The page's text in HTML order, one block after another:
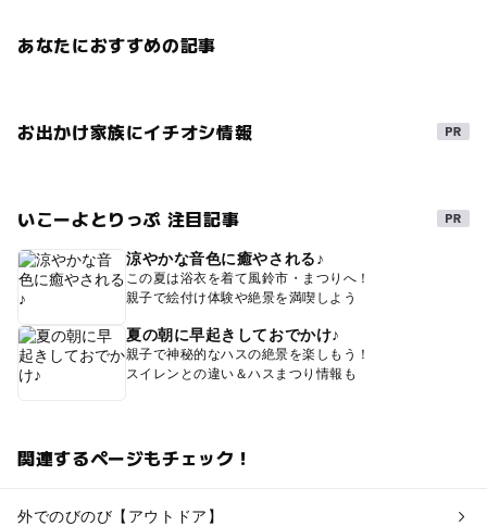
あなたにおすすめの記事
お出かけ家族にイチオシ情報
いこーよとりっぷ 注目記事
涼やかな音色に癒やされる♪
この夏は浴衣を着て風鈴市・まつりへ！
親子で絵付け体験や絶景を満喫しよう
夏の朝に早起きしておでかけ♪
親子で神秘的なハスの絶景を楽しもう！
スイレンとの違い＆ハスまつり情報も
関連するページもチェック！
外でのびのび【アウトドア】